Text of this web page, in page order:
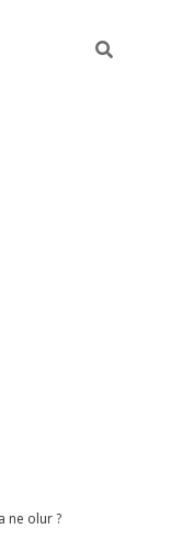
ne olur ?